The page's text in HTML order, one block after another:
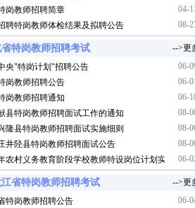
岗教师招聘简章
04-
聘特岗教师体检结果及拟聘公告
08-
省特岗教师招聘考试
-->更
央"特岗计划"招聘公告
06-
岗教师招聘公告
06-
岗教师招聘通知
06-
县特岗教师招聘面试工作的通知
08-
隆县特岗教师招聘面试实施细则
08-
井陉县特岗教师招聘面试公告
08-
年农村义务教育阶段学校教师特设岗位计划实施方案
06-
江省特岗教师招聘考试
-->更
特岗教师招聘公告
06-